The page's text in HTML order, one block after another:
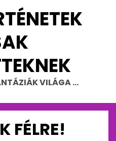
VILÁGA …
FÉLRE!